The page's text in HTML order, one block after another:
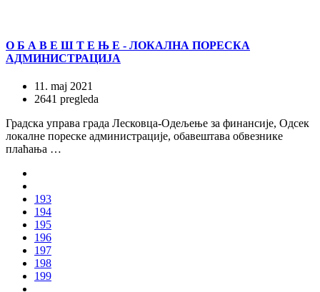
О Б А В Е Ш Т Е Њ Е - ЛОКАЛНА ПОРЕСКА
АДМИНИСТРАЦИЈА
11. maj 2021
2641 pregleda
Градска управа града Лесковца-Одељење за финансије, Одсек
локалне пореске администрације, обавештава обвезнике
плаћања …
193
194
195
196
197
198
199